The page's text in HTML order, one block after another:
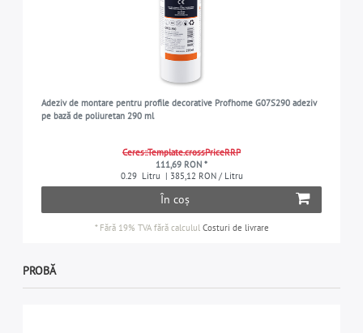
Adeziv de montare pentru profile decorative Profhome G07S290 adeziv
pe bază de poliuretan 290 ml
Ceres::Template.crossPriceRRP
111,69 RON *
0.29 Litru | 385,12 RON / Litru
În coș
* Fără 19% TVAfără calculul Costuri de livrare
PROBĂ